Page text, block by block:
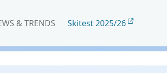
& TRENDS Skitest 2025/26